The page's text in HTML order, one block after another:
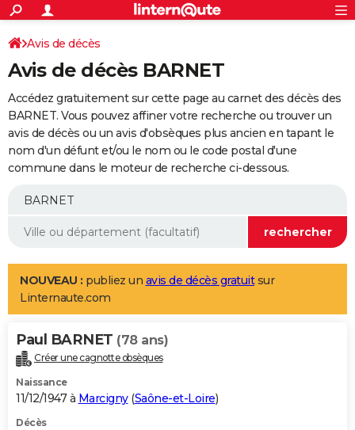
ACTUALITÉS
Politique
Société
Faits Divers
Education
Monde
Villes
+
SPORT
Coupe du monde 2026
Football
Tennis
Cyclisme
Rugby
Forum
Programme TV
TNT
Streaming
Cinéma
Sorties cinéma
Musique
+
FINANCE
Retraite
Epargne
Immobilier
Risques naturels par ville
Banque
Assurance
AUTO
Essais
Réserver un essai
Citadines
Berlines
SUV
Forum auto
+
Mobiles
Meilleur smartphone
Internet
Ordinateurs
Jeux vidéo
Guide high-tech
Aménagement intérieur
LIFESTYLE
Art de vivre
Bien-être
Loisirs
Mode
Modes de vie
Alimentation
Guide de la santé
Maladies
Médicaments
Sommeil
VOYAGE
Destinations
City break
Voyage nature
Voyage de noces
Forum
Climat
+PHOTO
GUIDES D'ACHAT
Avis de décès
Avis de décès BARNET
Accédez gratuitement sur cette page au carnet des décès des
BARNET. Vous pouvez affiner votre recherche ou trouver un
avis de décès ou un avis d'obsèques plus ancien en tapant le
nom d'un défunt et/ou le nom ou le code postal d'une
commune dans le moteur de recherche ci-dessous.
NOUVEAU : publiez un avis de décès gratuitsur
Linternaute.com
Paul BARNET (78 ans)
Créer une cagnotte obsèques
Naissance
11/12/1947 à Marcigny(Saône-et-Loire)
Décès